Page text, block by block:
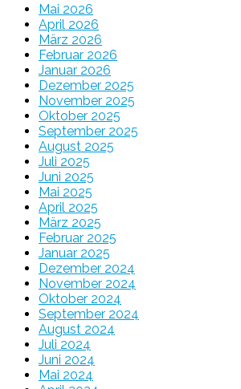
Mai 2026
April 2026
März 2026
Februar 2026
Januar 2026
Dezember 2025
November 2025
Oktober 2025
September 2025
August 2025
Juli 2025
Juni 2025
Mai 2025
April 2025
März 2025
Februar 2025
Januar 2025
Dezember 2024
November 2024
Oktober 2024
September 2024
August 2024
Juli 2024
Juni 2024
Mai 2024